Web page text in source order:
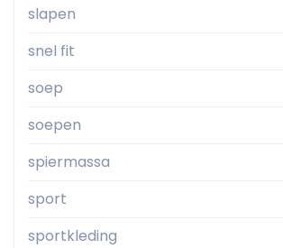
slapen
snel fit
soep
soepen
spiermassa
sport
sportkleding